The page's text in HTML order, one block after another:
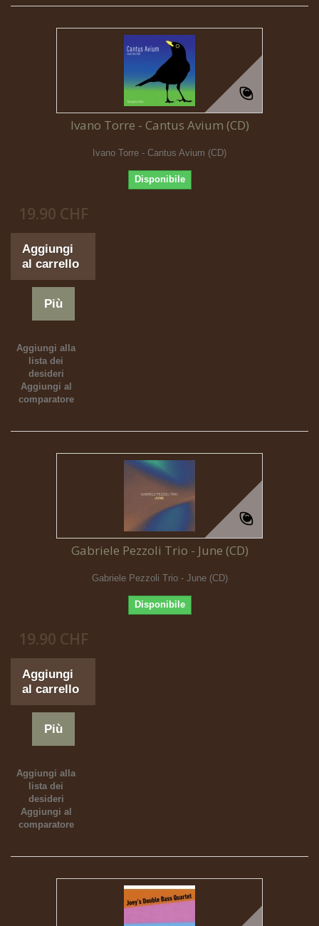
Ivano Torre - Cantus Avium (CD)
Ivano Torre - Cantus Avium (CD)
Disponibile
19.90 CHF
Aggiungi
al carrello
Più
Aggiungi alla
lista dei
desideri
Aggiungi al
comparatore
Gabriele Pezzoli Trio - June (CD)
Gabriele Pezzoli Trio - June (CD)
Disponibile
19.90 CHF
Aggiungi
al carrello
Più
Aggiungi alla
lista dei
desideri
Aggiungi al
comparatore